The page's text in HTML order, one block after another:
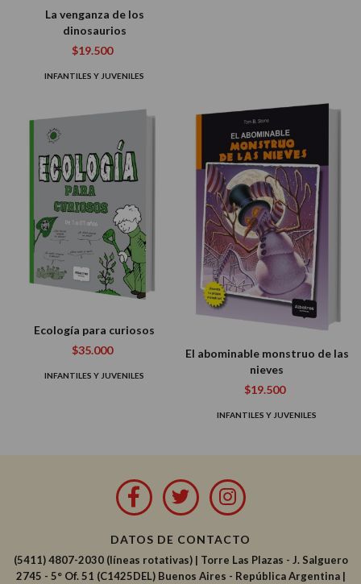
La venganza de los
dinosaurios
$19.500
INFANTILES Y JUVENILES
Ecología para curiosos
$35.000
INFANTILES Y JUVENILES
El abominable monstruo de las
nieves
$19.500
INFANTILES Y JUVENILES
DATOS DE CONTACTO
(5411) 4807-2030 (líneas rotativas)| Torre Las Plazas - J. Salguero
2745 - 5° Of. 51 (C1425DEL) Buenos Aires - República Argentina |